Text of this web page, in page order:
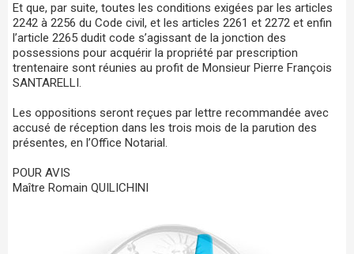
Et que, par suite, toutes les conditions exigées par les articles
2242 à 2256 du Code civil, et les articles 2261 et 2272 et enfin
l’article 2265 dudit code s’agissant de la jonction des
possessions pour acquérir la propriété par prescription
trentenaire sont réunies au profit de Monsieur Pierre François
SANTARELLI.
Les oppositions seront reçues par lettre recommandée avec
accusé de réception dans les trois mois de la parution des
présentes, en l’Office Notarial.
POUR AVIS
Maître Romain QUILICHINI